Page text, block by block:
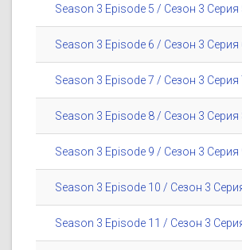
Season 3 Episode 5 / Сезон 3 Серия
Season 3 Episode 6 / Сезон 3 Серия
Season 3 Episode 7 / Сезон 3 Серия
Season 3 Episode 8 / Сезон 3 Серия
Season 3 Episode 9 / Сезон 3 Серия
Season 3 Episode 10 / Сезон 3
Season 3 Episode 11 / Сезон 3